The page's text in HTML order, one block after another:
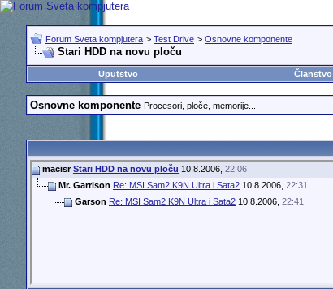
Forum Sveta kompjutera > Test Drive > Osnovne komponente
Stari HDD na novu ploču
Uputstvo
Članstvo
Osnovne komponente Procesori, ploče, memorije...
macisr Stari HDD na novu ploču 10.8.2006, 22:06
Mr. Garrison Re: MSI Sam2 K9N Ultra i Sata210.8.2006, 22:31
Garson Re: MSI Sam2 K9N Ultra i Sata210.8.2006, 22:41